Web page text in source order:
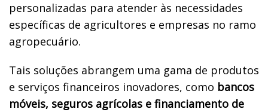
personalizadas para atender às necessidades
específicas de agricultores e empresas no ramo
agropecuário.
Tais soluções abrangem uma gama de produtos
e serviços financeiros inovadores, como bancos
móveis, seguros agrícolas e financiamento de